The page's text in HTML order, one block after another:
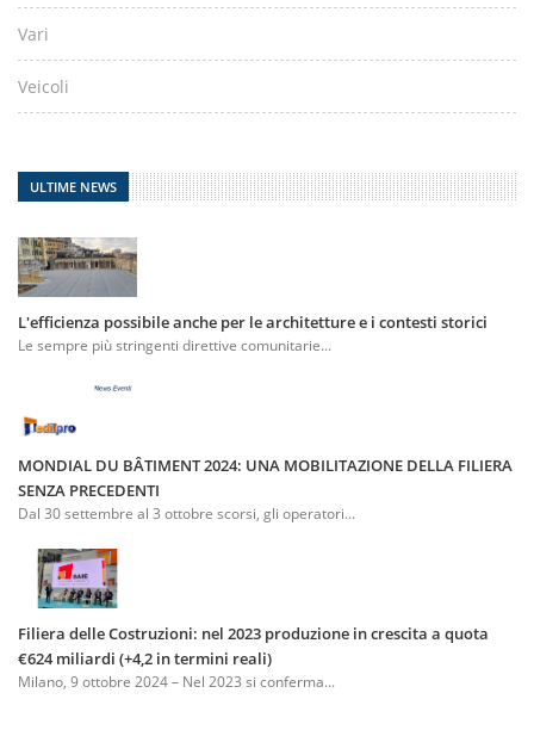
Vari
Veicoli
ULTIME NEWS
L'efficienza possibile anche per le architetture e i contesti storici
Le sempre più stringenti direttive comunitarie...
MONDIAL DU BÂTIMENT 2024: UNA MOBILITAZIONE DELLA FILIERA
SENZA PRECEDENTI
Dal 30 settembre al 3 ottobre scorsi, gli operatori...
Filiera delle Costruzioni: nel 2023 produzione in crescita a quota
€624 miliardi (+4,2 in termini reali)
Milano, 9 ottobre 2024 – Nel 2023 si conferma...